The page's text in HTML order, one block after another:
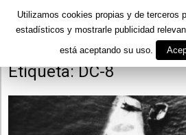
Etiquetas DC-8
Etiqueta: DC-8
Utilizamos cookies propias y de terceros
estadísticos y mostrarle publicidad
está aceptando su uso.